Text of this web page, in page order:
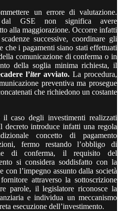
un errore di valutazione.
dal GSE non significa avere
alla maggiorazione. Occorre infatti
successive, coordinare gli
i pagamenti siano stati effettuati
comunicazione di conferma o in
della soglia minima richiesta, il
l’iteravviato. La procedura,
preventiva ma prosegue
che richiedono un costante
il caso degli investimenti realizzati
introduce infatti una regola
concetto di pagamento
fermo restando l’obbligo di
di conferma, il requisito del
si considera soddisfatto con la
e con l’impegno assunto dalla società
attraverso la sottoscrizione
parole, il legislatore riconosce la
e individua un meccanismo
esecuzione dell’investimento.